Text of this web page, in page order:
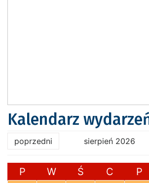
Kalendarz
poprzedni sierpień 2026
P W Ś C P